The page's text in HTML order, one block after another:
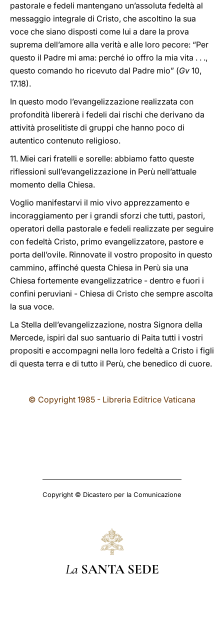
pastorale e fedeli mantengano un’assoluta fedeltà al
messaggio integrale di Cristo, che ascoltino la sua
voce che siano disposti come lui a dare la prova
suprema dell’amore alla verità e alle loro pecore: “Per
questo il Padre mi ama: perché io offro la mia vita . . .,
questo comando ho ricevuto dal Padre mio” (Gv 10,
17.18).
In questo modo l’evangelizzazione realizzata con
profondità libererà i fedeli dai rischi che derivano da
attività proselitiste di gruppi che hanno poco di
autentico contenuto religioso.
11. Miei cari fratelli e sorelle: abbiamo fatto queste
riflessioni sull’evangelizzazione in Perù nell’attuale
momento della Chiesa.
Voglio manifestarvi il mio vivo apprezzamento e
incoraggiamento per i grandi sforzi che tutti, pastori,
operatori della pastorale e fedeli realizzate per seguire
con fedeltà Cristo, primo evangelizzatore, pastore e
porta dell’ovile. Rinnovate il vostro proposito in questo
cammino, affinché questa Chiesa in Perù sia una
Chiesa fortemente evangelizzatrice - dentro e fuori i
confini peruviani - Chiesa di Cristo che sempre ascolta
la sua voce.
La Stella dell’evangelizzazione, nostra Signora della
Mercede, ispiri dal suo santuario di Paita tutti i vostri
propositi e accompagni nella loro fedeltà a Cristo i figli
di questa terra e di tutto il Perù, che benedico di cuore.
© Copyright 1985 - Libreria Editrice Vaticana
Copyright © Dicastero per la Comunicazione
La SANTA SEDE